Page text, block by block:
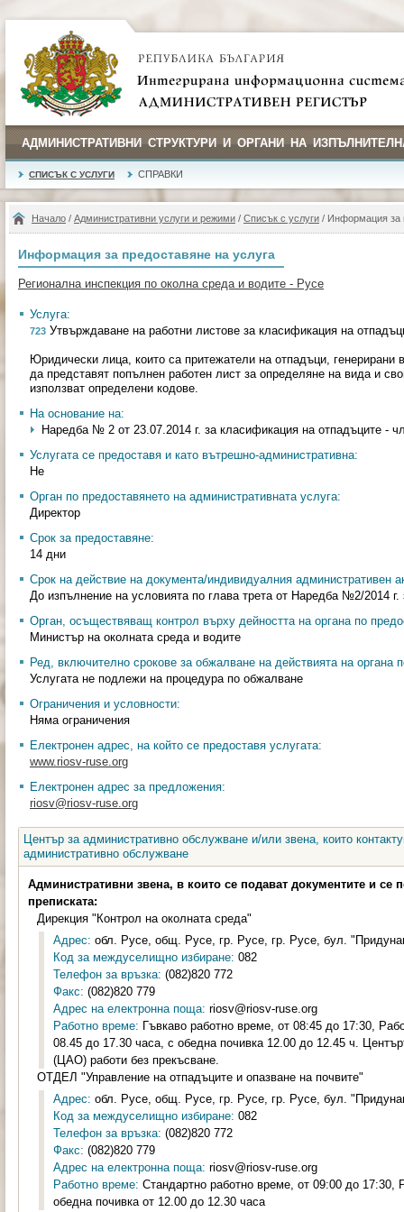
АДМИНИСТРАТИВНИ СТРУКТУРИ И ОРГАНИ НА
СПИСЪК С УСЛУГИ СПРАВКИ
Начало / Административни услуги и режими / Списък с услуги / Информация за
Информация за предоставяне на услуга
Регионална инспекция по околна среда и водите - Русе
Услуга:
723 Утвърждаване на работни листове за класификация на
Юридически лица, които са притежатели на отпадъци, генерирани
да представят попълнен работен лист за определяне на вида и
използват определени кодове.
На основание на:
Наредба № 2 от 23.07.2014 г. за класификация на отпадъците -
Услугата се предоставя и като вътрешно-административна:
Не
Орган по предоставянето на административната услуга:
Директор
Срок за предоставяне:
14 дни
Срок на действие на документа/индивидуалния административен
До изпълнение на условията по глава трета от Наредба №2/2014
Орган, осъществяващ контрол върху дейността на органа по
Министър на околната среда и водите
Ред, включително срокове за обжалване на действията на органа
Услугата не подлежи на процедура по обжалване
Ограничения и условности:
Няма ограничения
Електронен адрес, на който се предоставя услугата:
www.riosv-ruse.org
Електронен адрес за предложения:
riosv@riosv-ruse.org
Център за административно обслужване и/или звена, които
административно обслужване
Административни звена, в които се подават документите и се
преписката:
Дирекция "Контрол на околната среда"
Адрес: обл. Русе, общ. Русе, гр. Русе, гр. Русе, бул.
Код за междуселищно избиране: 082
Телефон за връзка: (082)820 772
Факс: (082)820 779
Адрес на електронна поща: riosv@riosv-ruse.org
Работно време: Гъвкаво работно време, от 08:45 до 17:30,
08.45 до 17.30 часа, с обедна почивка 12.00 до 12.45 ч.
(ЦАО) работи без прекъсване.
ОТДЕЛ "Управление на отпадъците и опазване на почвите"
Адрес: обл. Русе, общ. Русе, гр. Русе, гр. Русе, бул.
Код за междуселищно избиране: 082
Телефон за връзка: (082)820 772
Факс: (082)820 779
Адрес на електронна поща: riosv@riosv-ruse.org
Работно време: Стандартно работно време, от 09:00 до 17:30,
обедна почивка от 12.00 до 12.30 часа